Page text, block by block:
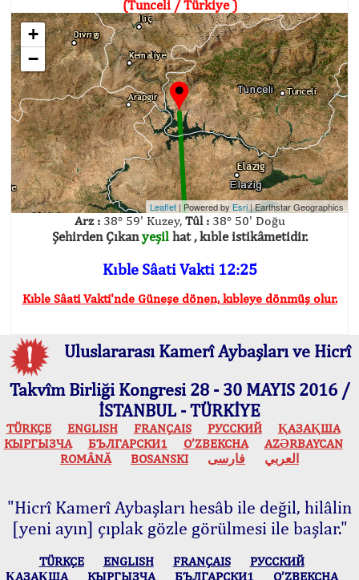
(Tunceli / Türkiye )
+
−
Leaflet | Powered by Esri|Earthstar Geographics
Arz :38° 59' Kuzey, Tûl :38° 50' Doğu
Şehirden Çıkanyeşilhat , kıble istikâmetidir.
Kıble Sâati Vakti 12:25
Kıble Sâati Vakti'nde Güneşe dönen, kıbleye dönmüş olur.
Uluslararası Kamerî Aybaşları ve Hicrî
Takvîm Birliği Kongresi 28 - 30 MAYIS 2016 /
İSTANBUL - TÜRKİYE
TÜRKÇE ENGLISH FRANÇAIS РУССКИЙ
ҚАЗАҚША
КЫPГЫЗЧA
БЪЛГАРСКИ1 O’ZBEKCHA
AZӘRBAYCAN
ROMÂNĂ
BOSANSKI العربي فارسی
"Hicrî Kamerî Aybaşları hesâb ile değil, hilâlin
[yeni ayın] çıplak gözle görülmesi ile başlar."
TÜRKÇE ENGLISH FRANÇAIS
РУССКИЙ
ҚАЗАҚША
КЫPГЫЗЧA БЪЛГАРСКИ1 O’ZBEKCHA